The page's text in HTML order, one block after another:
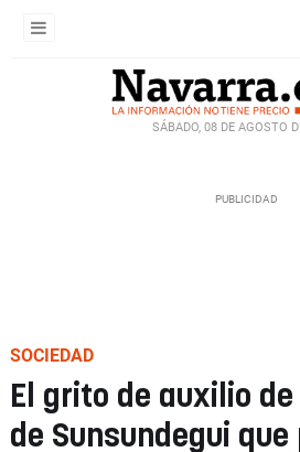
SÁBADO, 08 DE AGOSTO
SOCIEDAD
El grito de auxilio
de Sunsundegui